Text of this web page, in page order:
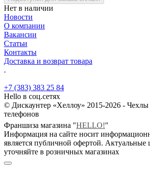
Нет в наличии
Новости
О компании
Вакансии
Статьи
Контакты
Доставка и возврат товара
.
+7 (383) 383 25 84
Hello в соц.сетях
© Дискаунтер «Хеллоу» 2015-2026 - Чехлы
телефонов
Франшиза магазина "HELLO!"
Информация на сайте носит
является публичной офертой. Актуальные
уточняйте в розничных магазинах